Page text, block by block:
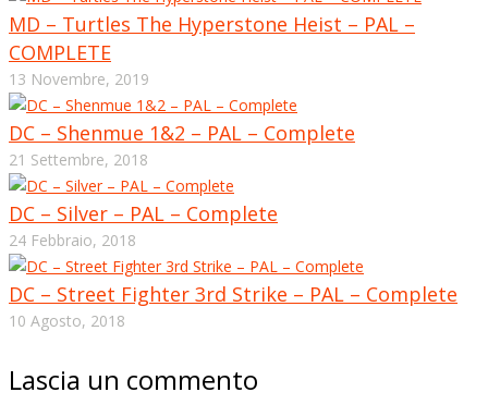
MD – Turtles The Hyperstone Heist – PAL –
COMPLETE
13 Novembre, 2019
DC – Shenmue 1&2 – PAL – Complete
21 Settembre, 2018
DC – Silver – PAL – Complete
24 Febbraio, 2018
DC – Street Fighter 3rd Strike – PAL – Complete
10 Agosto, 2018
Lascia un commento